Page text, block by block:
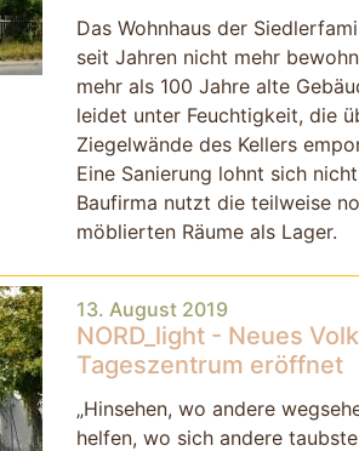
Das Wohnhaus der
seit Jahren nicht mehr
mehr als 100 Jahre alte
leidet unter Feuchtigkeit, die
Ziegelwände des Kellers
Eine Sanierung lohnt sich
Baufirma nutzt die teilweise
möblierten Räume als Lager.
13. August 2019
NORD_light - Neues
Tageszentrum eröffnet
Hinsehen, wo andere
helfen, wo sich andere